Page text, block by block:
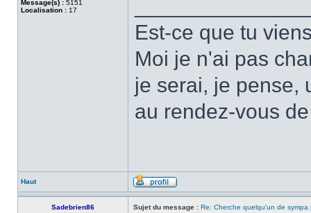
Message(s) : 5151
Localisation : 17
Est-ce que tu
Moi je n'ai pas
je serai, je pense,
au rendez-vous
Haut
Sadebrien86 Sujet du message : Re: Cherche quelqu'un de